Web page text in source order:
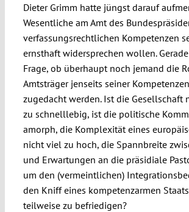
Dieter Grimm hatte jüngst darauf
Wesentliche am Amt des
verfassungsrechtlichen Kompetenzen
ernsthaft widersprechen wollen.
Frage, ob überhaupt noch jemand die
Amtsträger jenseits seiner
zugedacht werden. Ist die
zu schnelllebig, ist die politische
amorph, die Komplexität eines
nicht viel zu hoch, die Spannbreite
und Erwartungen an die präsidiale
um den (vermeintlichen)
den Kniff eines kompetenzarmen
teilweise zu befriedigen?